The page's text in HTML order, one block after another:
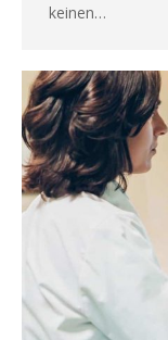
keinen…